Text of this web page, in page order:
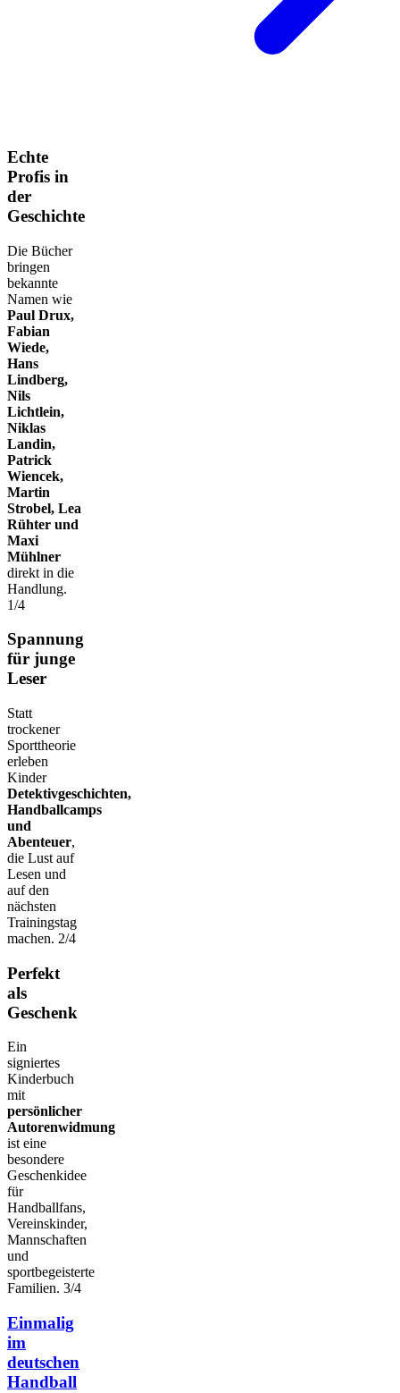
Echte
Profis in
der
Geschichte
Die Bücher
bringen
bekannte
Namen wie
Paul Drux,
Fabian
Wiede,
Hans
Lindberg,
Nils
Lichtlein,
Niklas
Landin,
Patrick
Wiencek,
Martin
Strobel, Lea
Rühter und
Maxi
Mühlner
direkt in die
Handlung.
1/4
Spannung
für junge
Leser
Statt
trockener
Sporttheorie
erleben
Kinder
Detektivgeschichten,
Handballcamps
und
Abenteuer,
die Lust auf
Lesen und
auf den
nächsten
Trainingstag
machen. 2/4
Perfekt
als
Geschenk
Ein
signiertes
Kinderbuch
mit
persönlicher
Autorenwidmung
ist eine
besondere
Geschenkidee
für
Handballfans,
Vereinskinder,
Mannschaften
und
sportbegeisterte
Familien. 3/4
Einmalig
im
deutschen
Handball